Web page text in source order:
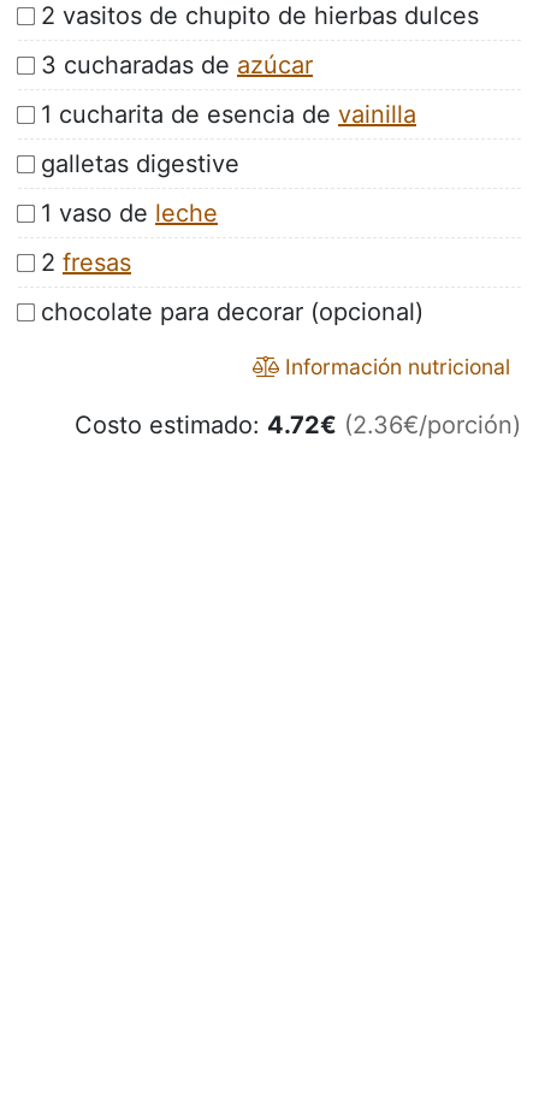
2 vasitos de chupito de hierbas dulces
3 cucharadas de azúcar
1 cucharita de esencia de vainilla
galletas digestive
1 vaso de leche
2 fresas
chocolate para decorar (opcional)
Información nutricional
Costo estimado: 4.72€ (2.36€/porción)